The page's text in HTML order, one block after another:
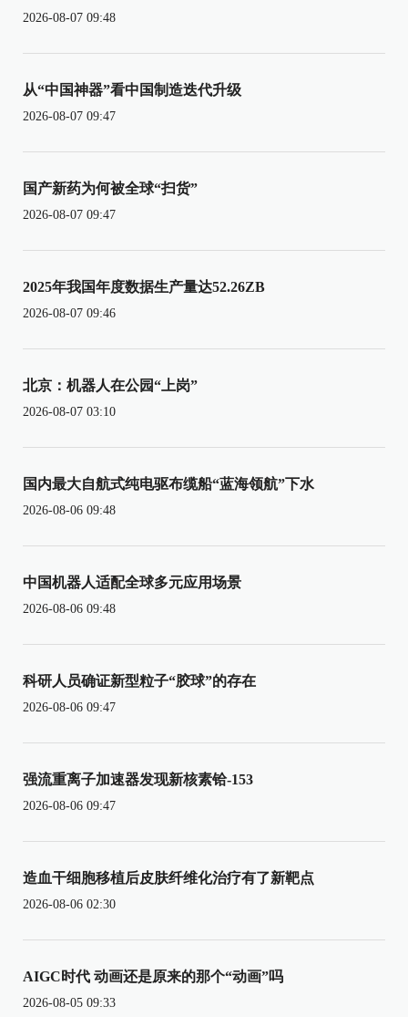
2026-08-07 09:48
从“中国神器”看中国制造迭代升级
2026-08-07 09:47
国产新药为何被全球“扫货”
2026-08-07 09:47
2025年我国年度数据生产量达52.26ZB
2026-08-07 09:46
北京：机器人在公园“上岗”
2026-08-07 03:10
国内最大自航式纯电驱布缆船“蓝海领航”下水
2026-08-06 09:48
中国机器人适配全球多元应用场景
2026-08-06 09:48
科研人员确证新型粒子“胶球”的存在
2026-08-06 09:47
强流重离子加速器发现新核素铪-153
2026-08-06 09:47
造血干细胞移植后皮肤纤维化治疗有了新靶点
2026-08-06 02:30
AIGC时代 动画还是原来的那个“动画”吗
2026-08-05 09:33